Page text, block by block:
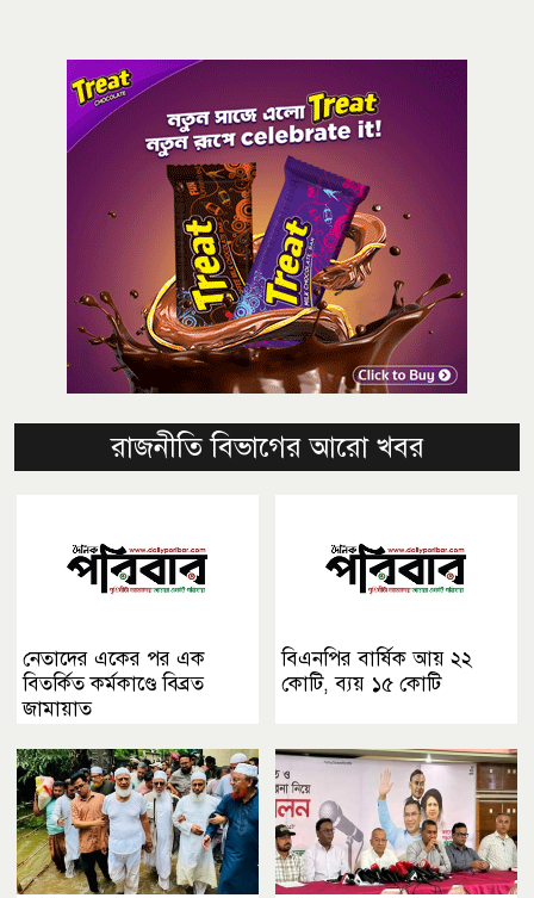
রাজনীতি বিভাগের আরো খবর
নেতাদের একের পর এক
বিতর্কিত কর্মকাণ্ডে বিব্রত
জামায়াত
বিএনপির বার্ষিক আয় ২২
কোটি, ব্যয় ১৫ কোটি